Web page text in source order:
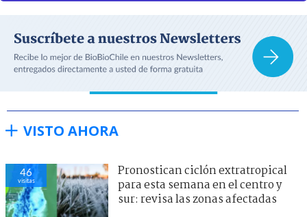
VISTO AHORA
46
visitas
Pronostican ciclón extratropical
para esta semana en el centro y
sur: revisa las zonas afectadas